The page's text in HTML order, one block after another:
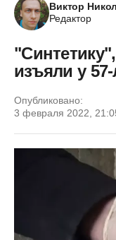
Виктор
Редактор
изъяли у
Опубликовано:
3 февраля 2022,